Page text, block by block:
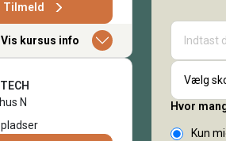
Tilmeld
Vis kursus info
N
Vælg
Hvor
Kun